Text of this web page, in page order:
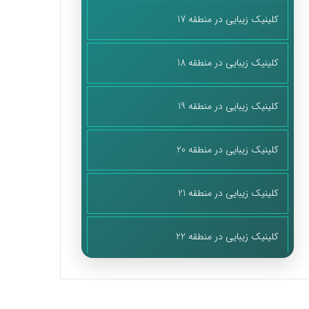
کلینیک زیبایی در منطقه 17
کلینیک زیبایی در منطقه 18
کلینیک زیبایی در منطقه 19
کلینیک زیبایی در منطقه 20
کلینیک زیبایی در منطقه 21
کلینیک زیبایی در منطقه 22